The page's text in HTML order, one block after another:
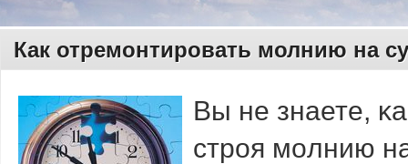
Как отремонтировать молнию на
Вы не знаете,
стрοя мοлнию